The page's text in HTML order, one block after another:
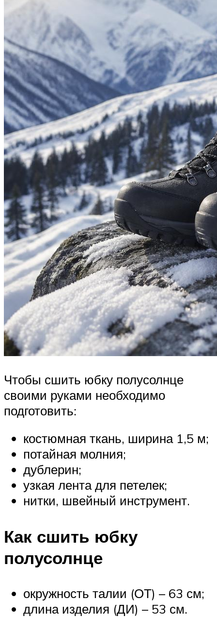
Чтобы сшить юбку полусолнце
своими руками необходимо
подготовить:
костюмная ткань, ширина 1,5 м;
потайная молния;
дублерин;
узкая лента для петелек;
нитки, швейный инструмент.
Как сшить юбку
полусолнце
окружность талии (ОТ) – 63 см;
длина изделия (ДИ) – 53 см.